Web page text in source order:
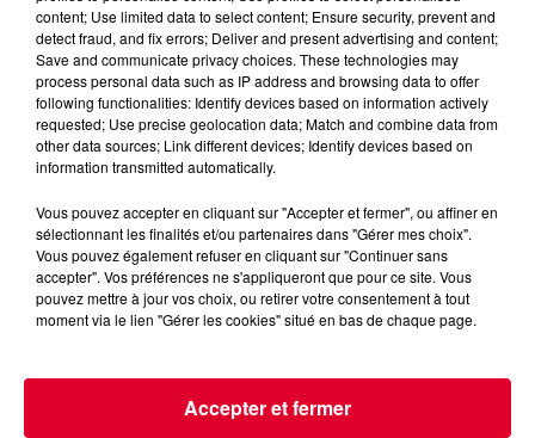
en cliquant sur le bouton ci-dessous.
Afficher l'élément
�� Abonnez-vous pour plus de musique:
�� Écoutez nos radios: https://bit.ly/2JmAB1J
Ce soir, Clyde P est en mix dans l'Happy Hour DJ !
Clyde P : https://www.youtube.com/channel/UCD1P...
→ Facebook : http://www.facebook.com/radiofg
content; Use limited data to select content; Ensure security, prevent and
detect fraud, and fix errors; Deliver and present advertising and content;
Save and communicate privacy choices. These technologies may
process personal data such as IP address and browsing data to offer
following functionalities: Identify devices based on information actively
requested; Use precise geolocation data; Match and combine data from
other data sources; Link different devices; Identify devices based on
information transmitted automatically.
Vous pouvez accepter en cliquant sur "Accepter et fermer", ou affiner en
sélectionnant les finalités et/ou partenaires dans "Gérer mes choix".
Vous pouvez également refuser en cliquant sur "Continuer sans
accepter". Vos préférences ne s'appliqueront que pour ce site. Vous
pouvez mettre à jour vos choix, ou retirer votre consentement à tout
moment via le lien "Gérer les cookies" situé en bas de chaque page.
Accepter et fermer